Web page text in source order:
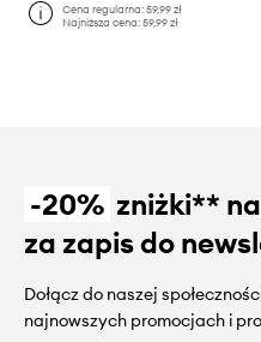
Cena regularna:59,99 zł
Najniższa cena:59,99 zł
-20% zniżki**
za zapis do
Dołącz do naszej
najnowszych promocjach i